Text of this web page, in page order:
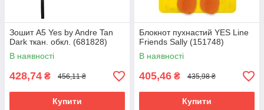
Зошит А5 Yes by Andre Tan
Dark ткан. обкл. (681828)
В наявності
428,74 ₴ 456,11 ₴
Купити
Блокнот пухнастий YES Line
Friends Sally (151748)
В наявності
405,46 ₴ 435,98 ₴
Купити